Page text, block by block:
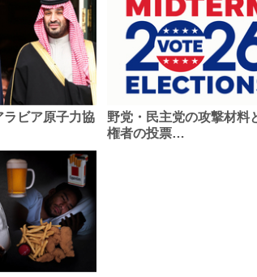
ビア原子力協
野党・民主党の攻撃材料
権者の投票…